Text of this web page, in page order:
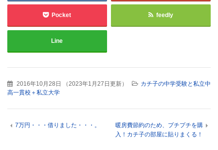
Pocket feedly
Line
2016年10月28日 （2023年1月27日更新）
カチ子の中学受験と私立中
高一貫校＋私立大学
7万円・・・借りました・・・。
暖房費節約のため、プチプチを購
入！カチ子の部屋に貼りまくる！